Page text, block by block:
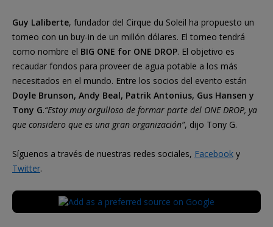
Guy Laliberte, fundador del Cirque du Soleil ha propuesto un
torneo con un buy-in de un millón dólares. El torneo tendrá
como nombre el BIG ONE for ONE DROP. El objetivo es
recaudar fondos para proveer de agua potable a los más
necesitados en el mundo. Entre los socios del evento están
Doyle Brunson, Andy Beal, Patrik Antonius, Gus Hansen y
Tony G.“Estoy muy orgulloso de formar parte del ONE DROP, ya
que considero que es una gran organización”, dijo Tony G.
Síguenos a través de nuestras redes sociales, Facebook y
Twitter.